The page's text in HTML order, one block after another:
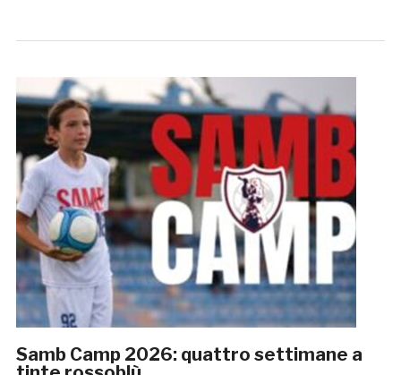
Samb Camp 2026: quattro settimane a